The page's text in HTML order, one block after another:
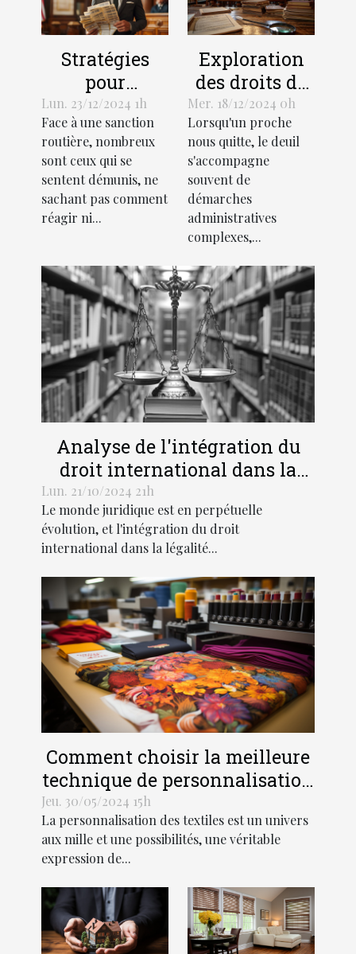
Stratégies
pour
contester
efficacement
une amende
routière
Lun. 23/12/2024 1h
Face à une sanction
routière, nombreux
sont ceux qui se
sentent démunis, ne
sachant pas comment
réagir ni...
Exploration
des droits de
succession et
héritage selon
la loi
française
Mer. 18/12/2024 0h
Lorsqu'un proche
nous quitte, le deuil
s'accompagne
souvent de
démarches
administratives
complexes,...
Analyse de l'intégration du
droit international dans la
légalité pénale moderne
Lun. 21/10/2024 21h
Le monde juridique est en perpétuelle
évolution, et l'intégration du droit
international dans la légalité...
Comment choisir la meilleure
technique de personnalisation
pour vos textiles
Jeu. 30/05/2024 15h
La personnalisation des textiles est un univers
aux mille et une possibilités, une véritable
expression de...